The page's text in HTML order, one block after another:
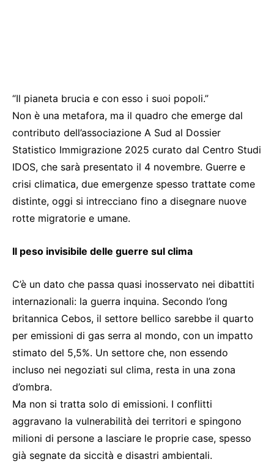
“Il pianeta brucia e con esso i suoi popoli.”
Non è una metafora, ma il quadro che emerge dal
contributo dell’associazione A Sud al Dossier
Statistico Immigrazione 2025 curato dal Centro Studi
IDOS, che sarà presentato il 4 novembre. Guerre e
crisi climatica, due emergenze spesso trattate come
distinte, oggi si intrecciano fino a disegnare nuove
rotte migratorie e umane.
Il peso invisibile delle guerre sul clima
C’è un dato che passa quasi inosservato nei dibattiti
internazionali: la guerra inquina. Secondo l’ong
britannica Cebos, il settore bellico sarebbe il quarto
per emissioni di gas serra al mondo, con un impatto
stimato del 5,5%. Un settore che, non essendo
incluso nei negoziati sul clima, resta in una zona
d’ombra.
Ma non si tratta solo di emissioni. I conflitti
aggravano la vulnerabilità dei territori e spingono
milioni di persone a lasciare le proprie case, spesso
già segnate da siccità e disastri ambientali.